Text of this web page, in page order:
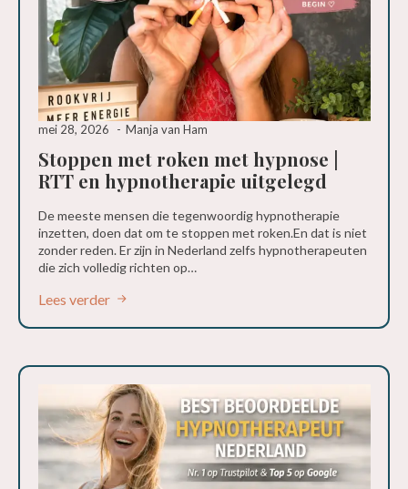
Stoppen met roken met hypnose |
RTT en hypnotherapie uitgelegd
mei 28, 2026 Manja van Ham
De meeste mensen die tegenwoordig hypnotherapie
inzetten, doen dat om te stoppen met roken.En dat is niet
zonder reden. Er zijn in Nederland zelfs hypnotherapeuten
die zich volledig richten op…
Lees verder